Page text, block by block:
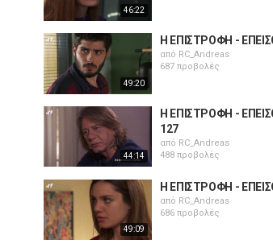
46:22
49:20
Η ΕΠΙΣΤΡΟΦΗ -
από RC_Andreas
687 προβολές
44:14
Η ΕΠΙΣΤΡΟΦΗ -
127
από RC_Andreas
488 προβολές
49:09
Η ΕΠΙΣΤΡΟΦΗ -
από RC_Andreas
686 προβολές